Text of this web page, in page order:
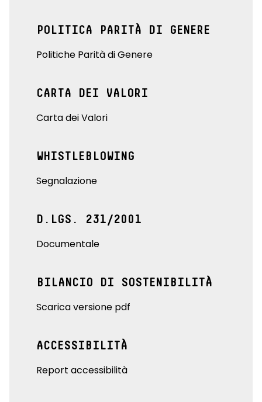
POLITICA PARITÀ DI GENERE
Politiche Parità di Genere
CARTA DEI VALORI
Carta dei Valori
WHISTLEBLOWING
Segnalazione
D.LGS. 231/2001
Documentale
BILANCIO DI SOSTENIBILITÀ
Scarica versione pdf
ACCESSIBILITÀ
Report accessibilità